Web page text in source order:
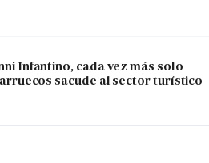
Infantino, cada vez más solo
sacude al sector turístico